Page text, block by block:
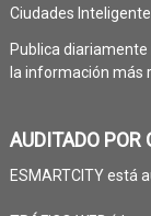
Ciudades
Publica
la información más
AUDITADO POR
ESMARTCITY está